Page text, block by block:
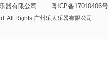
器有限公司
粤ICP备17010406
All Rights 广州乐人乐器有限公司